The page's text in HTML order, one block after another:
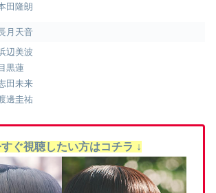
田隆朗
月天音
辺美波
黒蓮
田未来
邊圭祐
すぐ視聴したい方はコチラ ↓